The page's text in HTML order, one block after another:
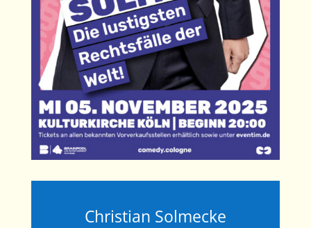
Christian Solmecke